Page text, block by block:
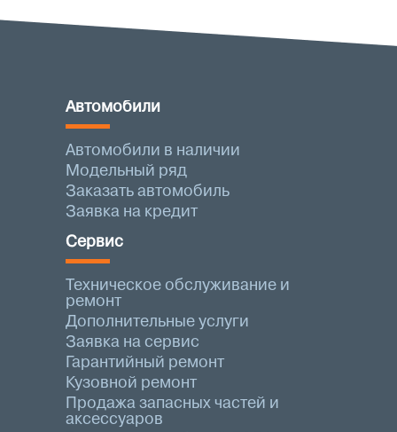
Автомобили
Автомобили в наличии
Модельный ряд
Заказать автомобиль
Заявка на кредит
Сервис
Техническое обслуживание и
ремонт
Дополнительные услуги
Заявка на сервис
Гарантийный ремонт
Кузовной ремонт
Продажа запасных частей и
аксессуаров